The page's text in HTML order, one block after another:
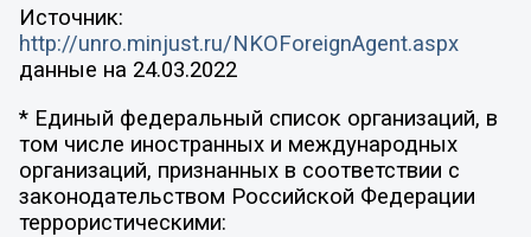
Источник:
http://unro.minjust.ru/NKOForeignAgent.aspx
данные на 24.03.2022
* Единый федеральный список организаций, в
том числе иностранных и международных
организаций, признанных в соответствии с
законодательством Российской Федерации
террористическими: